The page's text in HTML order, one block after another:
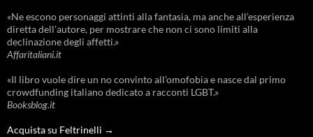
«Ne escono personaggi attinti alla fantasia, ma anche all’esperienza
diretta dell’autore, per mostrare che non ci sono limiti alla
declinazione degli affetti.»
Affaritaliani.it
«Il libro vuole dire un no convinto all’omofobia e nasce dal primo
crowdfunding italiano dedicato a racconti LGBT.»
Booksblog.it
Acquista su Feltrinelli →